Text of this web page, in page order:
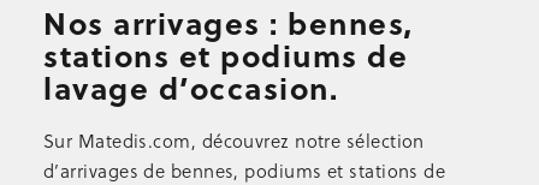
Protection de trémie d’ascenseur
Signalisation, balisage
Sécurité au sol
Occasion sécurité
TRAVAIL
EN HAUTEUR
Nos arrivages : bennes,
stations et podiums de
lavage d’occasion.
Sur Matedis.com, découvrez notre sélection
d’arrivages de bennes, podiums et stations de